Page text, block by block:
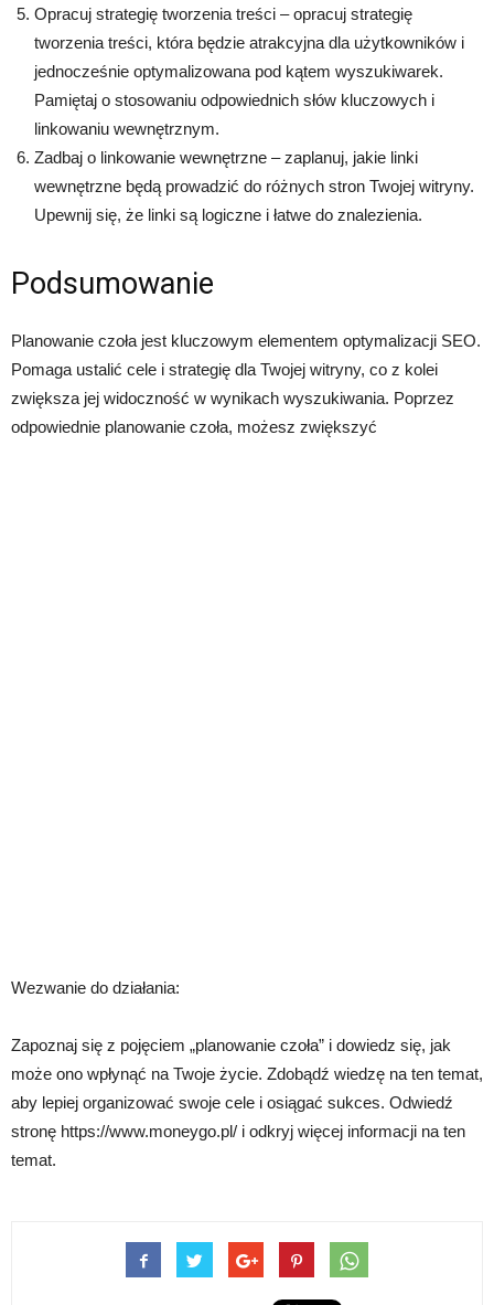
Opracuj strategię tworzenia treści – opracuj strategię
tworzenia treści, która będzie atrakcyjna dla użytkowników i
jednocześnie optymalizowana pod kątem wyszukiwarek.
Pamiętaj o stosowaniu odpowiednich słów kluczowych i
linkowaniu wewnętrznym.
Zadbaj o linkowanie wewnętrzne – zaplanuj, jakie linki
wewnętrzne będą prowadzić do różnych stron Twojej witryny.
Upewnij się, że linki są logiczne i łatwe do znalezienia.
Podsumowanie
Planowanie czoła jest kluczowym elementem optymalizacji SEO.
Pomaga ustalić cele i strategię dla Twojej witryny, co z kolei
zwiększa jej widoczność w wynikach wyszukiwania. Poprzez
odpowiednie planowanie czoła, możesz zwiększyć
Wezwanie do działania:
Zapoznaj się z pojęciem „planowanie czoła” i dowiedz się, jak
może ono wpłynąć na Twoje życie. Zdobądź wiedzę na ten temat,
aby lepiej organizować swoje cele i osiągać sukces. Odwiedź
stronę https://www.moneygo.pl/ i odkryj więcej informacji na ten
temat.